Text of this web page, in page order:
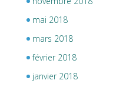
mai 2018
mars 2018
février 2018
janvier 2018